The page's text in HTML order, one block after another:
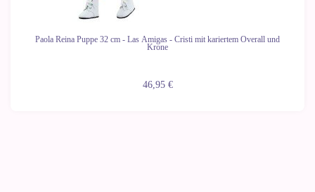
Paola Reina Puppe 32 cm - Las Amigas - Cristi mit kariertem Overall und
Krone
46,95 €